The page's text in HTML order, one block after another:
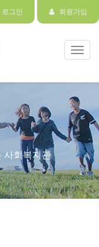
로그인 회원가입
사회복지관